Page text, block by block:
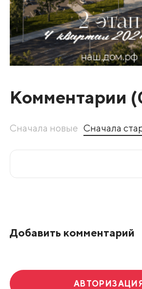
Комментарии (
Сначала новые Сначала
Добавить комментарий